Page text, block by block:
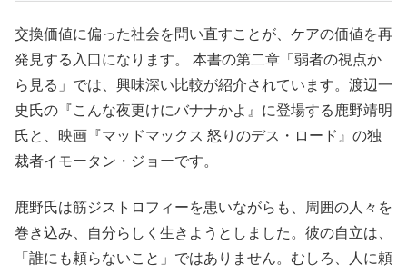
交換価値に偏った社会を問い直すことが、ケアの価値を再
発見する入口になります。 本書の第二章「弱者の視点か
ら見る」では、興味深い比較が紹介されています。渡辺一
史氏の『こんな夜更けにバナナかよ』に登場する鹿野靖明
氏と、映画『マッドマックス 怒りのデス・ロード』の独
裁者イモータン・ジョーです。
鹿野氏は筋ジストロフィーを患いながらも、周囲の人々を
巻き込み、自分らしく生きようとしました。彼の自立は、
「誰にも頼らないこと」ではありません。むしろ、人に頼